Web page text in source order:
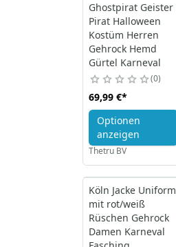
Ghostpirat Geister
Pirat Halloween
Kostüm Herren
Gehrock Hemd
Gürtel Karneval
0
69,99 €*
Optionen
anzeigen
Thetru BV
Köln Jacke Uniform
mit rot/weiß
Rüschen Gehrock
Damen Karneval